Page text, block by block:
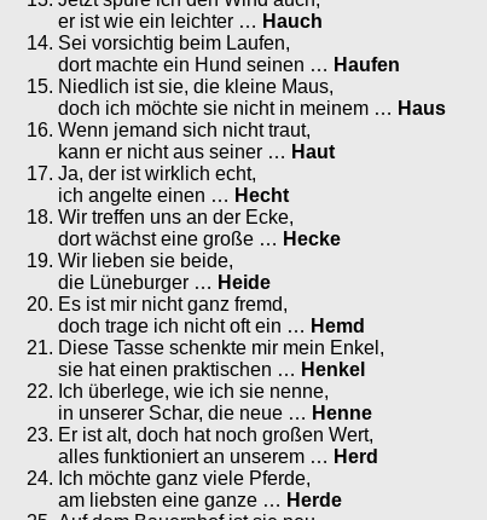
er ist wie ein leichter … Hauch
Sei vorsichtig beim Laufen,
dort machte ein Hund seinen … Haufen
Niedlich ist sie, die kleine Maus,
doch ich möchte sie nicht in meinem … Haus
Wenn jemand sich nicht traut,
kann er nicht aus seiner … Haut
Ja, der ist wirklich echt,
ich angelte einen … Hecht
Wir treffen uns an der Ecke,
dort wächst eine große … Hecke
Wir lieben sie beide,
die Lüneburger … Heide
Es ist mir nicht ganz fremd,
doch trage ich nicht oft ein … Hemd
Diese Tasse schenkte mir mein Enkel,
sie hat einen praktischen … Henkel
Ich überlege, wie ich sie nenne,
in unserer Schar, die neue … Henne
Er ist alt, doch hat noch großen Wert,
alles funktioniert an unserem … Herd
Ich möchte ganz viele Pferde,
am liebsten eine ganze … Herde